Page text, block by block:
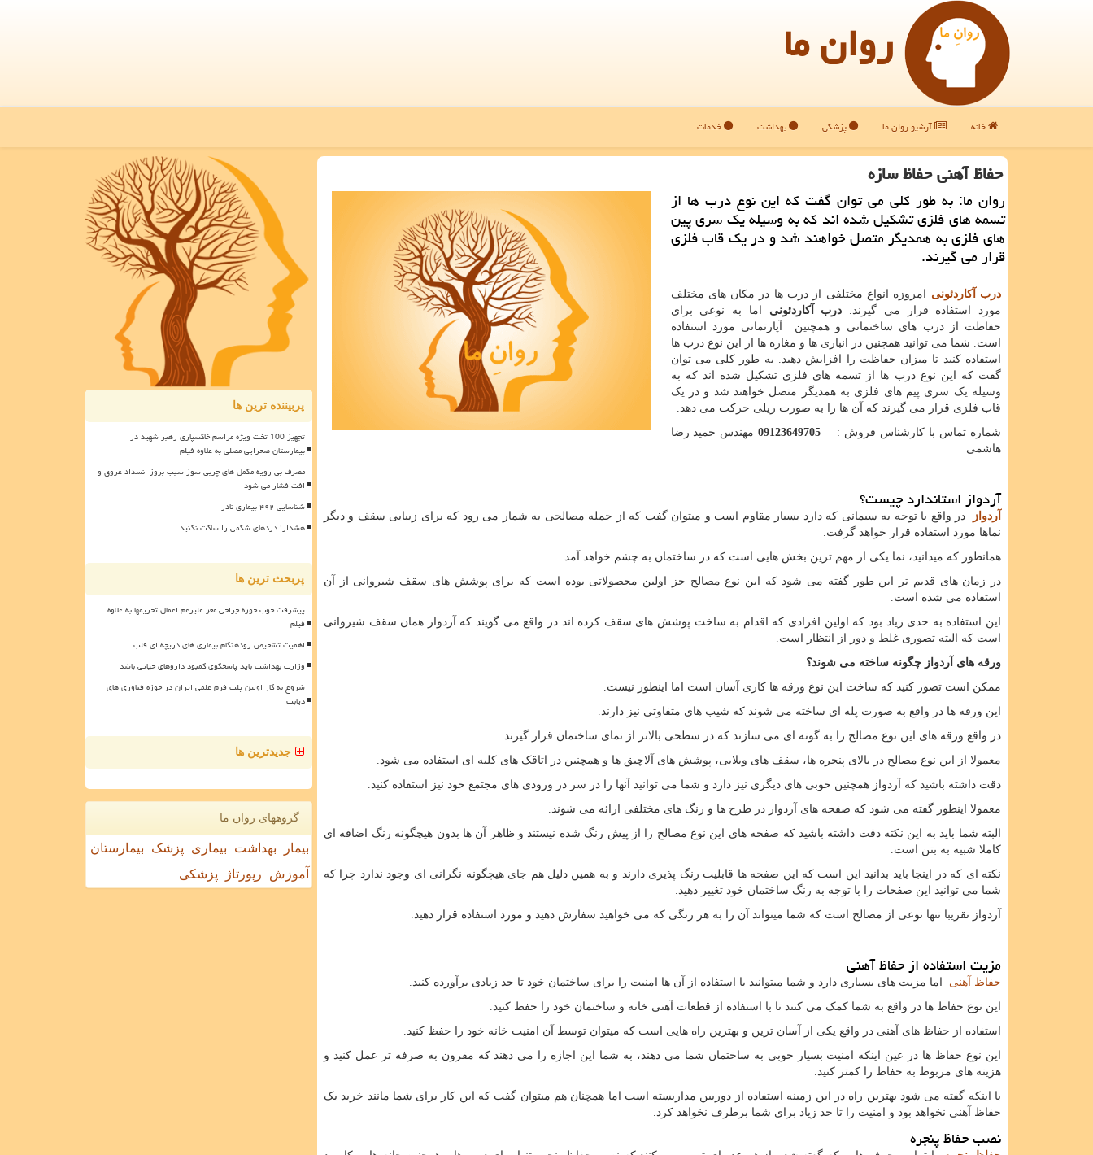
روان ما
خانه آرشیو روان ما پزشکی بهداشت خدمات
حفاظ آهنی حفاظ سازه
روان ما: به طور كلی می توان گفت كه این نوع درب ها از
تسمه های فلزی تشكیل شده اند كه به وسیله یك سری پین
های فلزی به همدیگر متصل خواهند شد و در یك قاب فلزی
قرار می گیرند.
درب آکاردئونی امروزه انواع مختلفی از درب ها در مکان های مختلف
مورد استفاده قرار می گیرند. درب آکاردئونی اما به نوعی برای
حفاظت از درب های ساختمانی و همچنین آپارتمانی مورد استفاده
است. شما می توانید همچنین در انباری ها و مغازه ها از این نوع درب ها
استفاده کنید تا میزان حفاظت را افزایش دهید. به طور کلی می توان
گفت که این نوع درب ها از تسمه های فلزی تشکیل شده اند که به
وسیله یک سری پیم های فلزی به همدیگر متصل خواهند شد و در یک
قاب فلزی قرار می گیرند که آن ها را به صورت ریلی حرکت می دهد.
شماره تماس با کارشناس فروش : 09123649705مهندس حمید رضا
هاشمی
آردواز استاندارد چیست؟
آردواز
در واقع با توجه به سیمانی که دارد بسیار مقاوم است و میتوان گفت که از جمله مصالحی به شمار می رود که برای زیبایی سقف و دیگر
نماها مورد استفاده قرار خواهد گرفت.
همانطور که میدانید، نما یکی از مهم ترین بخش هایی است که در ساختمان به چشم خواهد آمد.
در زمان های قدیم تر این طور گفته می شود که این نوع مصالح جز اولین محصولاتی بوده است که برای پوشش های سقف شیروانی از آن
استفاده می شده است.
این استفاده به حدی زیاد بود که اولین افرادی که اقدام به ساخت پوشش های سقف کرده اند در واقع می گویند که آردواز همان سقف شیروانی
است که البته تصوری غلط و دور از انتظار است.
ورقه های آردواز چگونه ساخته می شوند؟
ممکن است تصور کنید که ساخت این نوع ورقه ها کاری آسان است اما اینطور نیست.
این ورقه ها در واقع به صورت پله ای ساخته می شوند که شیب های متفاوتی نیز دارند.
در واقع ورقه های این نوع مصالح را به گونه ای می سازند که در سطحی بالاتر از نمای ساختمان قرار گیرند.
معمولا از این نوع مصالح در بالای پنجره ها، سقف های ویلایی، پوشش های آلاچیق ها و همچنین در اتاقک های کلبه ای استفاده می شود.
دقت داشته باشید که آردواز همچنین خوبی های دیگری نیز دارد و شما می توانید آنها را در سر در ورودی های مجتمع خود نیز استفاده کنید.
معمولا اینطور گفته می شود که صفحه های آردواز در طرح ها و رنگ های مختلفی ارائه می شوند.
البته شما باید به این نکته دقت داشته باشید که صفحه های این نوع مصالح را از پیش رنگ شده نیستند و ظاهر آن ها بدون هیچگونه رنگ اضافه ای
کاملا شبیه به بتن است.
نکته ای که در اینجا باید بدانید این است که این صفحه ها قابلیت رنگ پذیری دارند و به همین دلیل هم جای هیچگونه نگرانی ای وجود ندارد چرا که
شما می توانید این صفحات را با توجه به رنگ ساختمان خود تغییر دهید.
آردواز تقریبا تنها نوعی از مصالح است که شما میتواند آن را به هر رنگی که می خواهید سفارش دهید و مورد استفاده قرار دهید.
مزیت استفاده از حفاظ آهنی
حفاظ آهنی اما مزیت های بسیاری دارد و شما میتوانید با استفاده از آن ها امنیت را برای ساختمان خود تا حد زیادی برآورده کنید.
این نوع حفاظ ها در واقع به شما کمک می کنند تا با استفاده از قطعات آهنی خانه و ساختمان خود را حفظ کنید.
استفاده از حفاظ های آهنی در واقع یکی از آسان ترین و بهترین راه هایی است که میتوان توسط آن امنیت خانه خود را حفظ کنید.
این نوع حفاظ ها در عین اینکه امنیت بسیار خوبی به ساختمان شما می دهند، به شما این اجازه را می دهند که مقرون به صرفه تر عمل کنید و
هزینه های مربوط به حفاظ را کمتر کنید.
با اینکه گفته می شود بهترین راه در این زمینه استفاده از دوربین مداربسته است اما همچنان هم میتوان گفت که این کار برای شما مانند خرید یک
حفاظ آهنی نخواهد بود و امنیت را تا حد زیاد برای شما برطرف نخواهد کرد.
نصب حفاظ پنجره
پربیننده ترین ها
تجهیز 100 تخت ویژه مراسم خاکسپاری رهبر شهید در
بیمارستان صحرایی مصلی به علاوه فیلم
مصرف بی رویه مکمل های چربی سوز سبب بروز انسداد عروق و
افت فشار می شود
شناسایی ۴۹۲ بیماری نادر
هشدار! دردهای شکمی را ساکت نکنید
پربحث ترین ها
پیشرفت خوب حوزه جراحی مغز علیرغم اعمال تحریمها به علاوه
فیلم
اهمیت تشخیص زودهنگام بیماری های دریچه ای قلب
وزارت بهداشت باید پاسخگوی کمبود داروهای حیاتی باشد
شروع به کار اولین پلت فرم علمی ایران در حوزه فناوری های
دیابت
جدیدترین ها
گروههای روان ما
بیمار بهداشت بیماری پزشک
بیمارستان
آموزش
رپورتاژ پزشکی